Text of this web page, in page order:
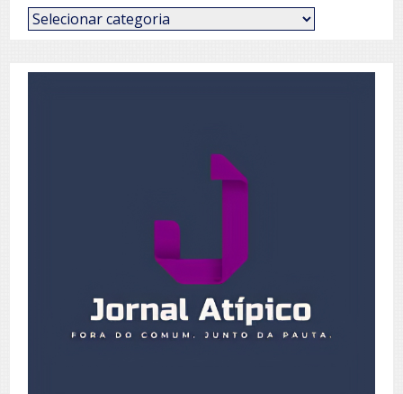
Categorias
de